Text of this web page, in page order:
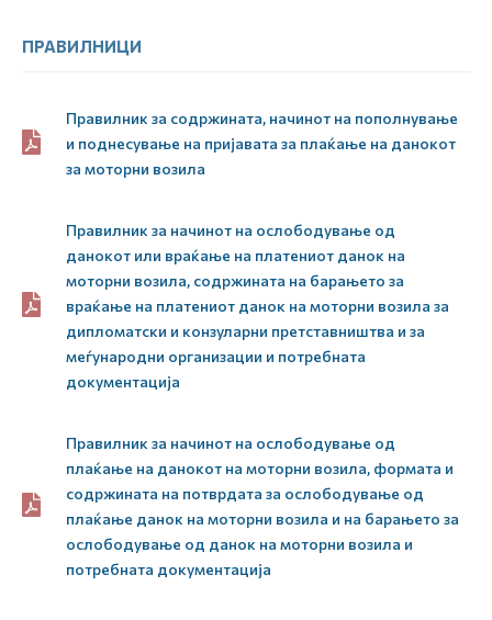
ПРАВИЛНИЦИ
Правилник за содржината, начинот на пополнување
и поднесување на пријавата за плаќање на данокот
за моторни возила
Правилник за начинот на ослободување од
данокот или враќање на платениот данок на
моторни возила, содржината на барањето за
враќање на платениот данок на моторни возила за
дипломатски и конзуларни претставништва и за
меѓународни организации и потребната
документација
Правилник за начинот на ослободување од
плаќање на данокот на моторни возила, формата и
содржината на потврдата за ослободување од
плаќање данок на моторни возила и на барањето за
ослободување од данок на моторни возила и
потребната документација